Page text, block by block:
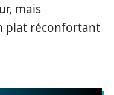
mais
plat réconfortant